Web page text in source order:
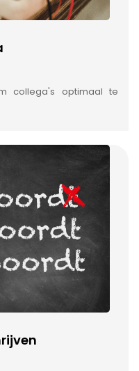
collega's optimaal te